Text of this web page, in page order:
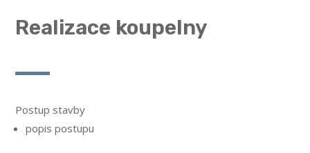
Realizace koupelny
Postup stavby
popis postupu